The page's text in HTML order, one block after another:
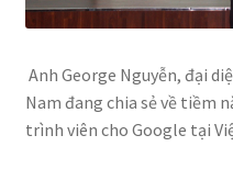
Anh George Nguyễn, đại
Nam đang chia sẻ về tiềm
trình viên cho Google tại